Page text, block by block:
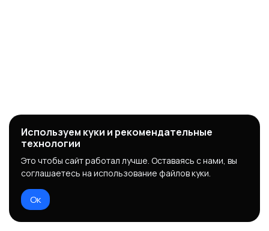
Используем куки и рекомендательные
технологии
Это чтобы сайт работал лучше. Оставаясь с нами, вы
соглашаетесь на использование файлов куки.
Ок